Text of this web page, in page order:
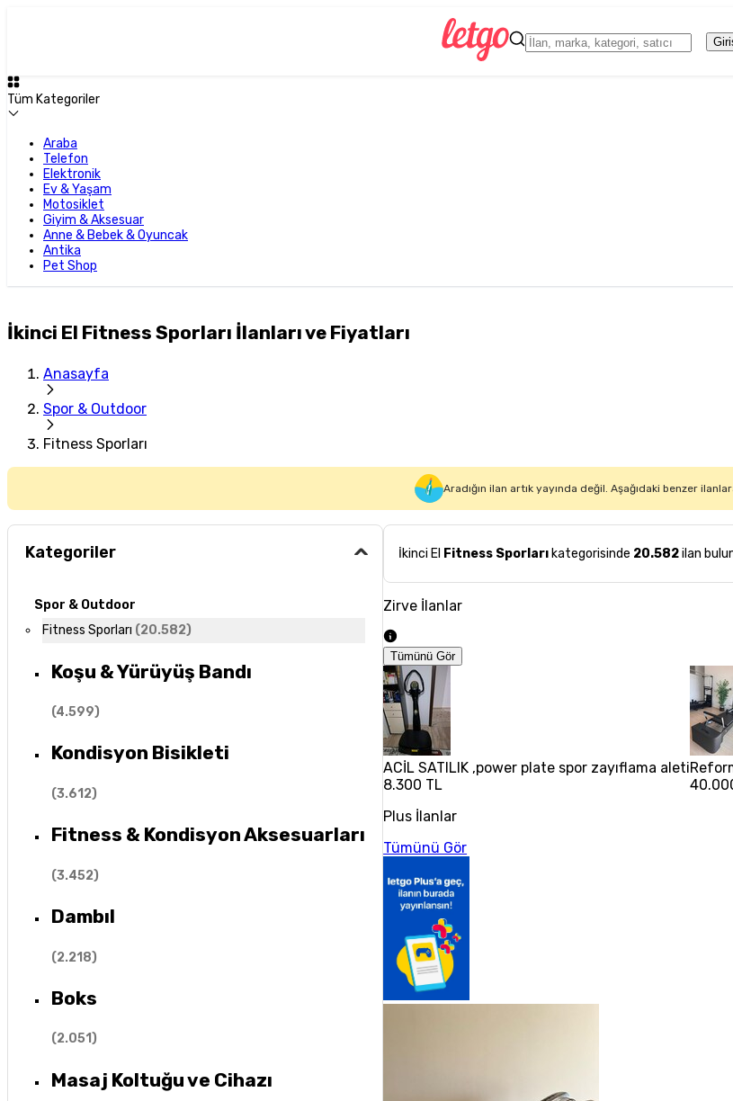
Tüm Kategoriler
Araba
Telefon
Elektronik
Ev & Yaşam
Motosiklet
Giyim & Aksesuar
Anne & Bebek & Oyuncak
Antika
Pet Shop
İkinci El Fitness Sporları İlanları ve Fiyatları
Anasayfa
Spor & Outdoor
Fitness Sporları
Aradığın ilan artık yayında değil. Aşağıdaki benzer
Kategoriler
Spor & Outdoor
Fitness Sporları (20.582)
Koşu & Yürüyüş Bandı
(4.599)
Kondisyon Bisikleti
(3.612)
Fitness & Kondisyon Aksesuarları
(3.452)
Dambıl
(2.218)
Boks
(2.051)
Masaj Koltuğu ve Cihazı
İkinci El Fitness Sporları kategorisinde 20.582ilan
Zirve İlanlar
Tümünü Gör
ACİL SATILIK ,power plate spor zayıflama aleti
8.300 TL
Plus İlanlar
Tümünü Gör